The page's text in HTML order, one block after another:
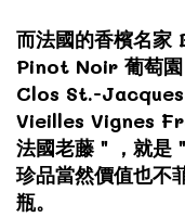
而法國的香檳名
Pinot Noir 葡萄
Clos St.-Jacques
Vieilles Vignes
法國老藤＂，就是
珍品當然價值也不
瓶。